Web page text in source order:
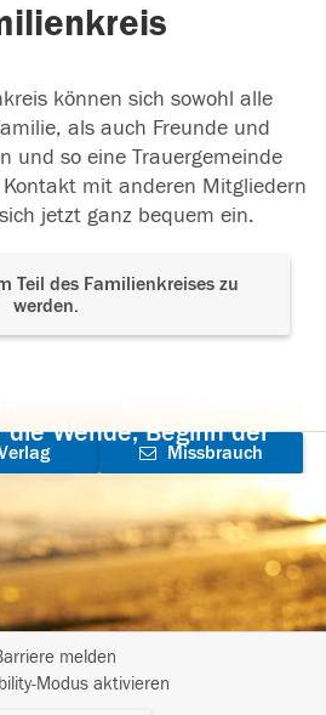
können sich sowohl alle
als auch Freunde und
und so eine Trauergemeinde
mit anderen Mitgliedern
jetzt ganz bequem ein.
Teil des Familienkreises zu
werden.
Wende, Beginn der
Missbrauch
melden
Modus aktivieren